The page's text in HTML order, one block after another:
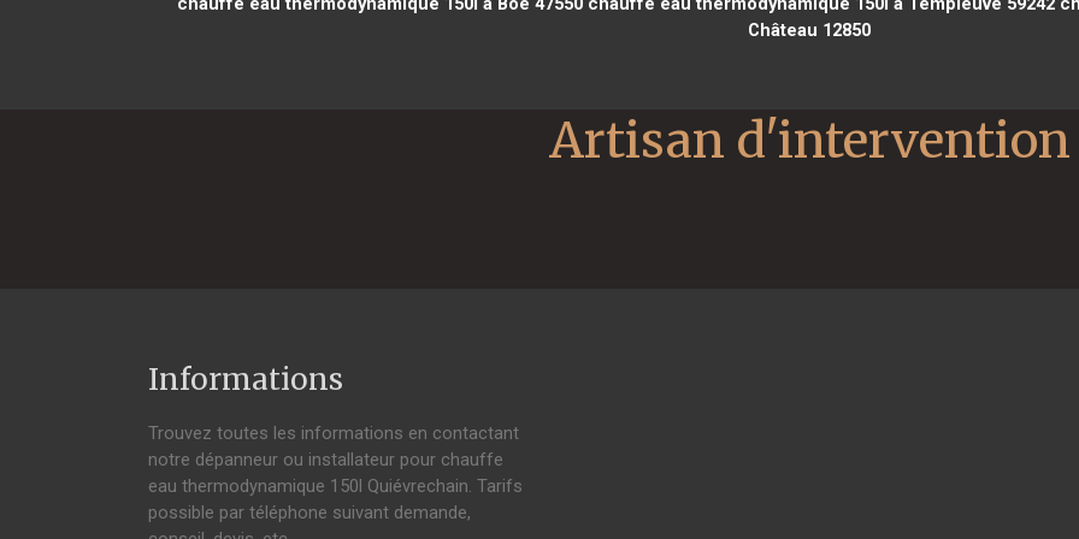
Château 12850
Informations
Trouvez toutes les informations en contactant
notre dépanneur ou installateur pour chauffe
eau thermodynamique 150l Quiévrechain. Tarifs
possible par téléphone suivant demande,
Artisan d'intervention